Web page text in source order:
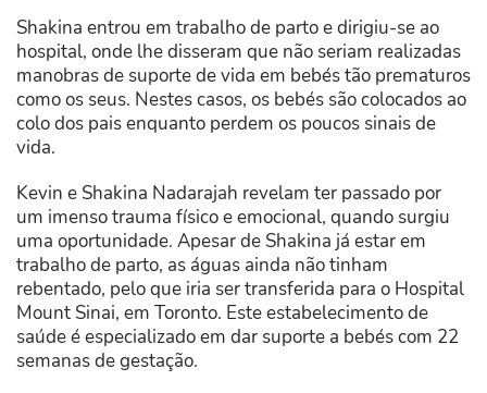
Shakina entrou em trabalho de parto e dirigiu-se ao
hospital, onde lhe disseram que não seriam realizadas
manobras de suporte de vida em bebés tão prematuros
como os seus. Nestes casos, os bebés são colocados ao
colo dos pais enquanto perdem os poucos sinais de
vida.
Kevin e Shakina Nadarajah revelam ter passado por
um imenso trauma físico e emocional, quando surgiu
uma oportunidade. Apesar de Shakina já estar em
trabalho de parto, as águas ainda não tinham
rebentado, pelo que iria ser transferida para o Hospital
Mount Sinai, em Toronto. Este estabelecimento de
saúde é especializado em dar suporte a bebés com 22
semanas de gestação.